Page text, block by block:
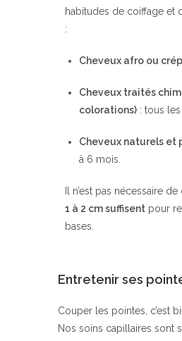
habitudes de coiffage et
:
Cheveux afro ou
Cheveux traités
colorations) : tous
Cheveux naturels et
à 6 mois.
Il n’est pas nécessaire
1 à 2 cm suffisent pour
bases.
Entretenir ses
Couper les pointes, c’est
Nos soins capillaires sont